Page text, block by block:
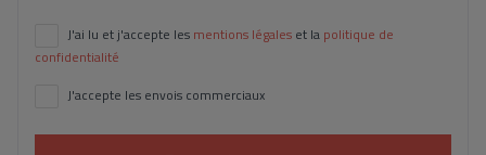
J'ai lu et j'accepte les mentions légales et la politique de
confidentialité
J'accepte les envois commerciaux